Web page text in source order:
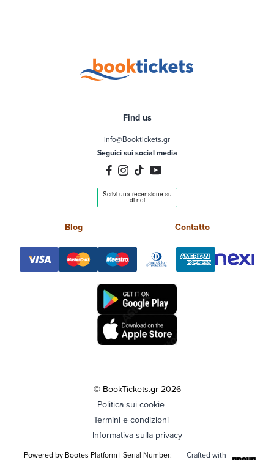
Find us
info@Booktickets.gr
Seguici sui social media
Blog Contatto
© BookTickets.gr 2026
Politica sui cookie
Termini e condizioni
Informativa sulla privacy
Powered by Bootes Platform | Serial Number: Crafted with